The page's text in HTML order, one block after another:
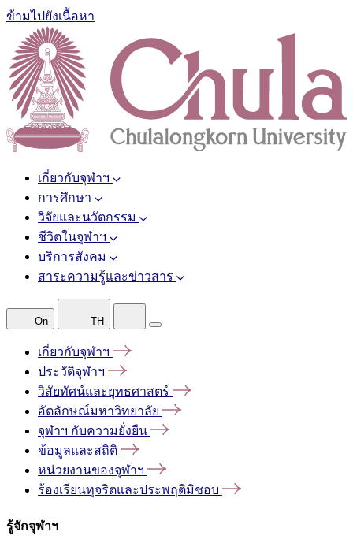
ข้ามไปยังเนื้อหา
เกี่ยวกับจุฬาฯ
การศึกษา
วิจัยและนวัตกรรม
ชีวิตในจุฬาฯ
บริการสังคม
สาระความรู้และข่าวสาร
On TH
เกี่ยวกับจุฬาฯ
ประวัติจุฬาฯ
วิสัยทัศน์และยุทธศาสตร์
อัตลักษณ์มหาวิทยาลัย
จุฬาฯ กับความยั่งยืน
ข้อมูลและสถิติ
หน่วยงานของจุฬาฯ
ร้องเรียนทุจริตและประพฤติมิชอบ
รู้จักจุฬาฯ